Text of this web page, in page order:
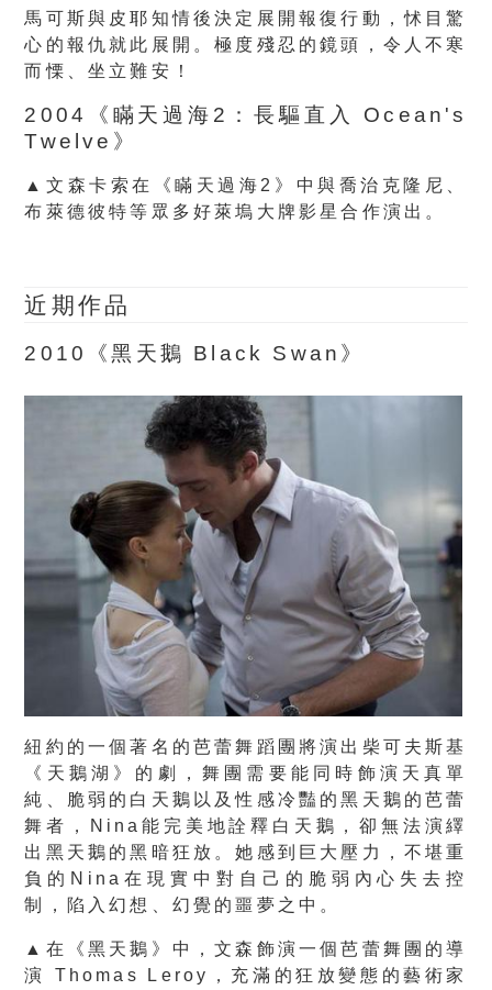
馬可斯與皮耶知情後決定展開報復行動，怵目驚
心的報仇就此展開。極度殘忍的鏡頭，令人不寒
而慄、坐立難安！
2004《瞞天過海2：長驅直入 Ocean's
Twelve 》
▲文森卡索在《瞞天過海2》中與喬治克隆尼、
布萊德彼特等眾多好萊塢大牌影星合作演出。
近期作品
2010《黑天鵝 Black Swan》
紐約的一個著名的芭蕾舞蹈團將演出柴可夫斯基
《天鵝湖》的劇，舞團需要能同時飾演天真單
純、脆弱的白天鵝以及性感冷豔的黑天鵝的芭蕾
舞者，Nina能完美地詮釋白天鵝，卻無法演繹
出黑天鵝的黑暗狂放。她感到巨大壓力，不堪重
負的Nina在現實中對自己的脆弱內心失去控
制，陷入幻想、幻覺的噩夢之中。
▲在《黑天鵝》中，文森飾演一個芭蕾舞團的導
演 Thomas Leroy，充滿的狂放變態的藝術家